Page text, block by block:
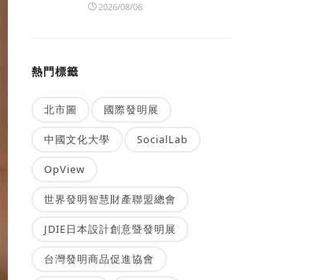
2026/08/06
熱門標籤
北市圖 國際發明展
中國文化大學 SocialLab
OpView
世界發明智慧財產聯盟總會
JDIE日本設計創意暨發明展
台灣發明商品促進協會